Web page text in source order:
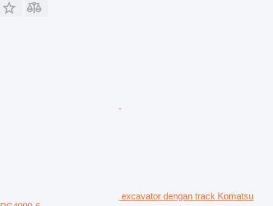
excavator dengan track Komatsu